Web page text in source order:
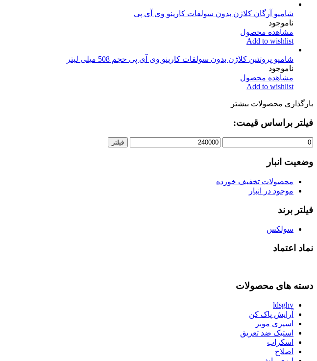
شامپو آرگان کلاژن بدون سولفات کارینو وی آی پی
ناموجود
مشاهده محصول
Add to wishlist
شامپو پروتئین کلاژن بدون سولفات کارینو وی آی پی حجم 508 میلی لیتر
ناموجود
مشاهده محصول
Add to wishlist
بارگذاری محصولات بیشتر
فیلتر براساس قیمت:
قیمت
قیمت
فیلتر
وضعیت انبار
محصولات تخفیف خورده
موجود در انبار
فیلتر برند
سولکس
نماد اعتماد
دسته های محصولات
ldsghv
آرایش پاک کن
اسپری موبر
استیک ضد تعریق
اسکراب
اصلاح